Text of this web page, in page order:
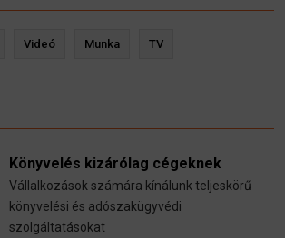
Videó Munka TV
Könyvelés kizárólag cégeknek
Vállalkozások számára kínálunk teljeskörű
könyvelési és adószakügyvédi
szolgáltatásokat